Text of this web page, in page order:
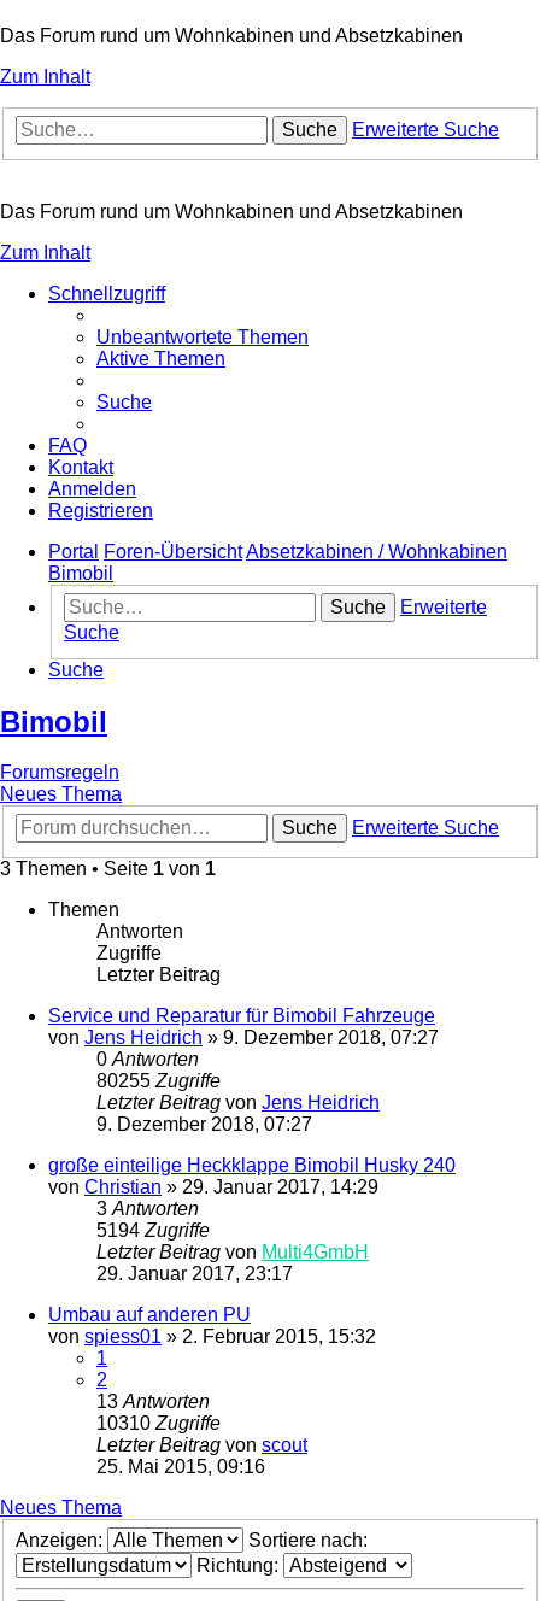
Das Forum rund um Wohnkabinen und Absetzkabinen
Zum Inhalt
Suche Erweiterte Suche
Das Forum rund um Wohnkabinen und Absetzkabinen
Zum Inhalt
Schnellzugriff
Unbeantwortete Themen
Aktive Themen
Suche
FAQ
Kontakt
Anmelden
Registrieren
Portal
Foren-ÜbersichtAbsetzkabinen / Wohnkabinen
Bimobil
Suche
Erweiterte
Suche
Suche
Bimobil
Forumsregeln
Neues Thema
Suche
Erweiterte Suche
3 Themen • Seite 1 von 1
Themen
Antworten
Zugriffe
Letzter Beitrag
Service und Reparatur für Bimobil Fahrzeuge
von Jens Heidrich » 9. Dezember 2018, 07:27
0 Antworten
80255 Zugriffe
Letzter Beitrag von Jens Heidrich
9. Dezember 2018, 07:27
große einteilige Heckklappe Bimobil Husky 240
von Christian » 29. Januar 2017, 14:29
3 Antworten
5194 Zugriffe
Letzter Beitrag von Multi4GmbH
29. Januar 2017, 23:17
Umbau auf anderen PU
von spiess01 » 2. Februar 2015, 15:32
1
2
13 Antworten
10310 Zugriffe
Letzter Beitrag von scout
25. Mai 2015, 09:16
Neues Thema
Anzeigen:
Sortiere nach:
Richtung: